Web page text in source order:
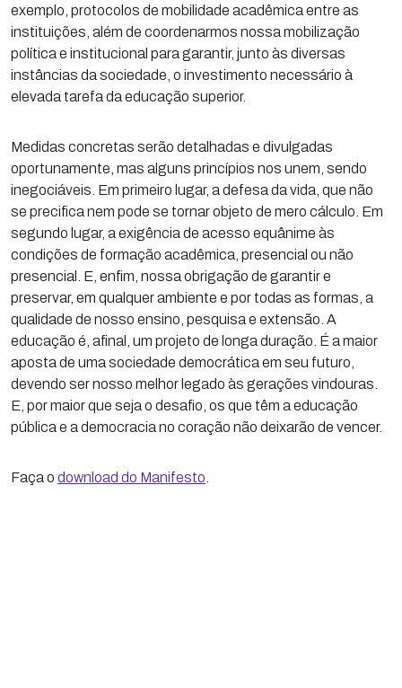
exemplo, protocolos de mobilidade acadêmica entre as
instituições, além de coordenarmos nossa mobilização
política e institucional para garantir, junto às diversas
instâncias da sociedade, o investimento necessário à
elevada tarefa da educação superior.
Medidas concretas serão detalhadas e divulgadas
oportunamente, mas alguns princípios nos unem, sendo
inegociáveis. Em primeiro lugar, a defesa da vida, que não
se precifica nem pode se tornar objeto de mero cálculo. Em
segundo lugar, a exigência de acesso equânime às
condições de formação acadêmica, presencial ou não
presencial. E, enfim, nossa obrigação de garantir e
preservar, em qualquer ambiente e por todas as formas, a
qualidade de nosso ensino, pesquisa e extensão. A
educação é, afinal, um projeto de longa duração. É a maior
aposta de uma sociedade democrática em seu futuro,
devendo ser nosso melhor legado às gerações vindouras.
E, por maior que seja o desafio, os que têm a educação
pública e a democracia no coração não deixarão de vencer.
Faça o download do Manifesto